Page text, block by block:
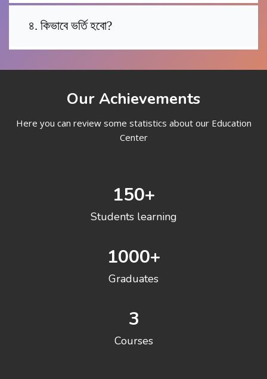
৪. কিভাবে ভর্তি হবো?
Our Achievements
Here you can review some statistics about our Education
Center
150+
Students learning
1000+
Graduates
3
Courses